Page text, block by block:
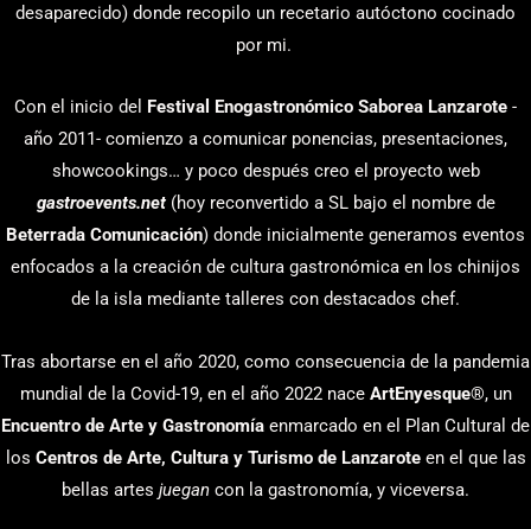
desaparecido) donde recopilo un recetario autóctono cocinado
por mi.
Con el inicio del Festival Enogastronómico Saborea Lanzarote -
año 2011- comienzo a comunicar ponencias, presentaciones,
showcookings… y poco después creo el proyecto web
gastroevents.net(hoy reconvertido a SL bajo el nombre de
Beterrada Comunicación) donde inicialmente generamos eventos
enfocados a la creación de cultura gastronómica en los chinijos
de la isla mediante talleres con destacados chef.
Tras abortarse en el año 2020, como consecuencia de la pandemia
mundial de la Covid-19, en el año 2022 nace ArtEnyesque®, un
Encuentro de Arte y Gastronomía enmarcado en el Plan Cultural de
los Centros de Arte, Cultura y Turismo de Lanzaroteen el que las
bellas artes juegan con la gastronomía, y viceversa.